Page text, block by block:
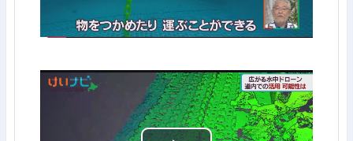
デ
を
再